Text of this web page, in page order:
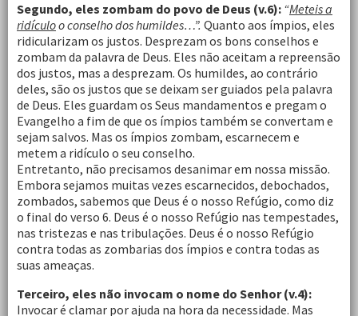
Segundo, eles zombam do povo de Deus (v.6): “Meteis a
ridículoo conselho dos humildes…”. Quanto aos ímpios, eles
ridicularizam os justos. Desprezam os bons conselhos e
zombam da palavra de Deus. Eles não aceitam a repreensão
dos justos, mas a desprezam. Os humildes, ao contrário
deles, são os justos que se deixam ser guiados pela palavra
de Deus. Eles guardam os Seus mandamentos e pregam o
Evangelho a fim de que os ímpios também se convertam e
sejam salvos. Mas os ímpios zombam, escarnecem e
metem a ridículo o seu conselho.
Entretanto, não precisamos desanimar em nossa missão.
Embora sejamos muitas vezes escarnecidos, debochados,
zombados, sabemos que Deus é o nosso Refúgio, como diz
o final do verso 6. Deus é o nosso Refúgio nas tempestades,
nas tristezas e nas tribulações. Deus é o nosso Refúgio
contra todas as zombarias dos ímpios e contra todas as
suas ameaças.
Terceiro, eles não invocam o nome do Senhor (v.4):
Invocar é clamar por ajuda na hora da necessidade. Mas